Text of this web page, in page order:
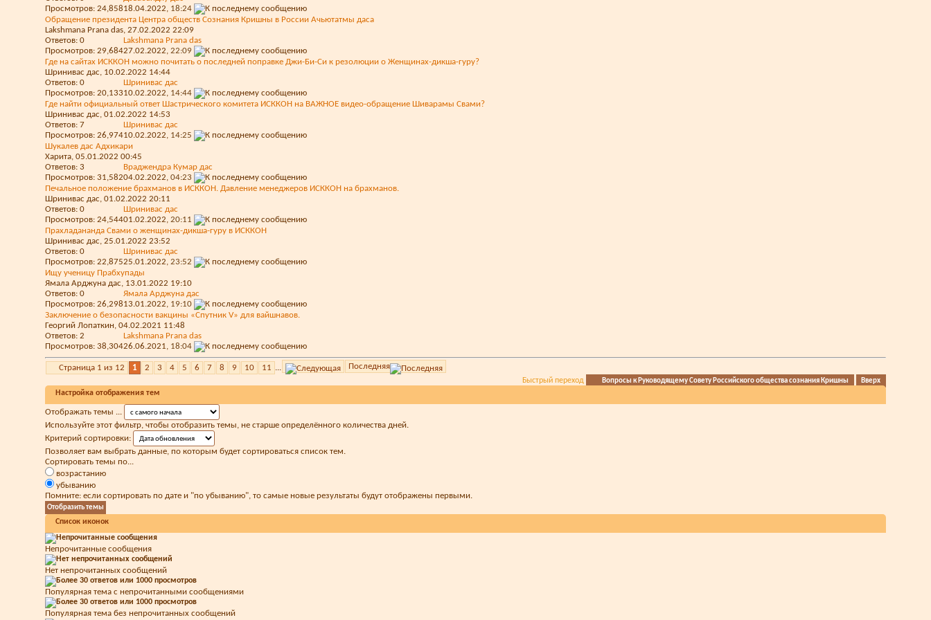
Просмотров: 24,85818.04.2022, 18:24
Обращение президента Центра обществ Сознания Кришны в России Ачьютатмы даса
Lakshmana Prana das, 27.02.2022 22:09
Ответов: 0
Просмотров: 29,684
Lakshmana Prana das
27.02.2022, 22:09
Где на сайтах ИСККОН можно почитать о последней поправке Джи-Би-Си к резолюции о Женщинах-дикша-гуру?
Шринивас дас, 10.02.2022 14:44
Ответов: 0
Просмотров: 20,133
Шринивас дас
10.02.2022, 14:44
Где найти официальный ответ Шастрического комитета ИСККОН на ВАЖНОЕ видео-обращение Шиварамы Свами?
Шринивас дас, 01.02.2022 14:53
Ответов: 7
Просмотров: 26,974
Шринивас дас
10.02.2022, 14:25
Шукалев дас Адхикари
Харита, 05.01.2022 00:45
Ответов: 3
Просмотров: 31,582
Враджендра Кумар дас
04.02.2022, 04:23
Печальное положение брахманов в ИСККОН. Давление менеджеров ИСККОН на брахманов.
Шринивас дас, 01.02.2022 20:11
Ответов: 0
Просмотров: 24,544
Шринивас дас
01.02.2022, 20:11
Прахладананда Свами о женщинах-дикша-гуру в ИСККОН
Шринивас дас, 25.01.2022 23:52
Ответов: 0
Просмотров: 22,875
Шринивас дас
25.01.2022, 23:52
Ищу ученицу Прабхупады
Ямала Арджуна дас, 13.01.2022 19:10
Ответов: 0
Просмотров: 26,298
Ямала Арджуна дас
13.01.2022, 19:10
Заключение о безопасности вакцины «Спутник V» для вайшнавов.
Георгий Лопаткин, 04.02.2021 11:48
Ответов: 2
Просмотров: 38,304
Lakshmana Prana das
26.06.2021, 18:04
Страница 1 из 12 1 2 3 4 5 6 7 8 9 10 11 ... Последняя
Быстрый переход Вопросы к Руководящему Совету Российского общества сознания Кришны Вверх
Настройка отображения тем
Отображать темы ...
Используйте этот фильтр, чтобы отобразить темы, не старше определённого количества дней.
Критерий сортировки:
Позволяет вам выбрать данные, по которым будет сортироваться список тем.
Сортировать темы по...
возрастанию
убыванию
Помните: если сортировать по дате и "по убыванию", то самые новые результаты будут отображены первыми.
Список иконок
Непрочитанные сообщения
Нет непрочитанных сообщений
Популярная тема с непрочитанными сообщениями
Популярная тема без непрочитанных сообщений